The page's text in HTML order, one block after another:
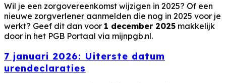
Wil je een zorgovereenkomst wijzigen in 2025? Of een
nieuwe zorgverlener aanmelden die nog in 2025 voor je
werkt? Geef dit dan voor 1 december 2025 makkelijk
door in het PGB Portaal via mijnpgb.nl.
7 januari 2026: Uiterste datum
urendeclaraties